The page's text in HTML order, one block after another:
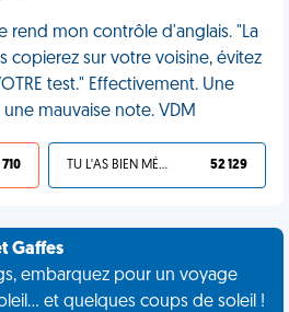
rend mon contrôle d'anglais. "La
copierez sur votre voisine, évitez
test." Effectivement. Une
mauvaise note. VDM
TU L'AS BIEN MÉRITÉ 52 129
Gaffes
embarquez pour un voyage
et quelques coups de soleil !